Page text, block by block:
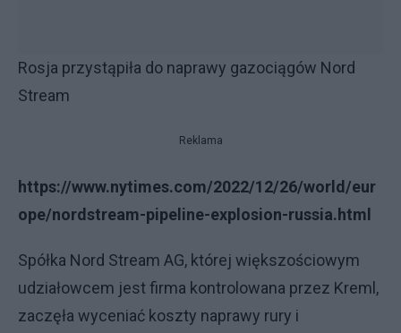
Rosja przystąpiła do naprawy gazociągów Nord
Stream
Reklama
https://www.nytimes.com/2022/12/26/world/eur
ope/nordstream-pipeline-explosion-russia.html
Spółka Nord Stream AG, której większościowym
udziałowcem jest firma kontrolowana przez Kreml,
zaczęła wyceniać koszty naprawy rury i